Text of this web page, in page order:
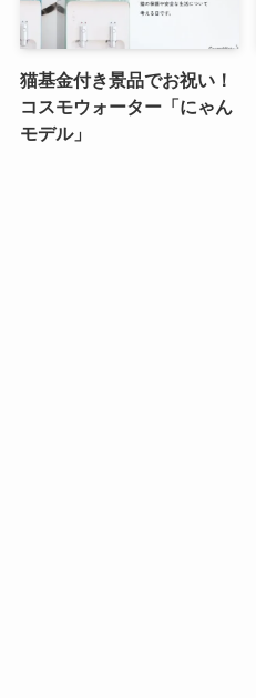
猫基金付き景品でお祝い！
コスモウォーター「にゃん
モデル」